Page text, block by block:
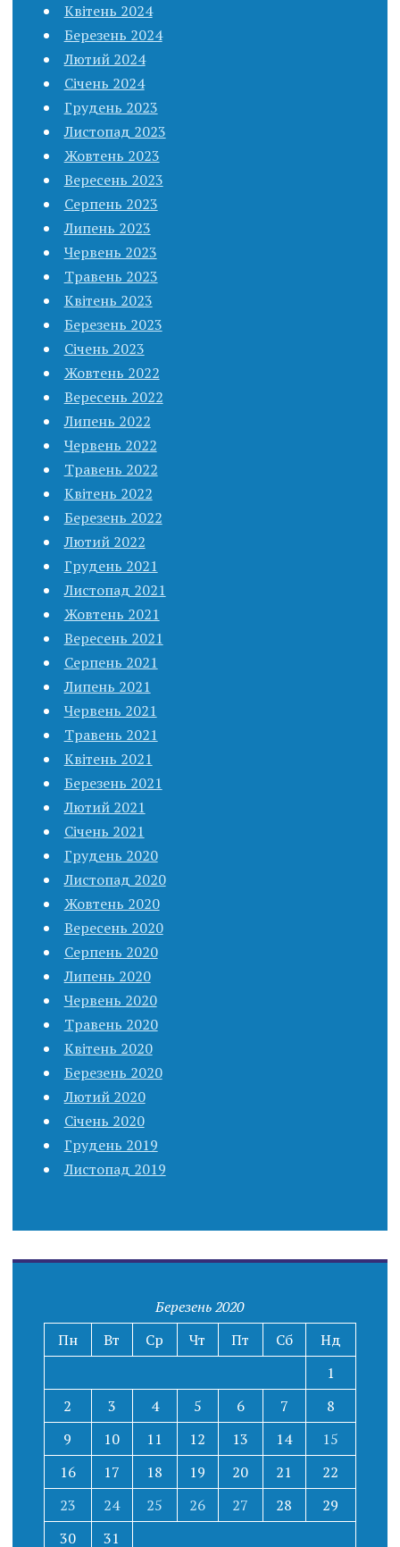
Квітень 2024
Березень 2024
Лютий 2024
Січень 2024
Грудень 2023
Листопад 2023
Жовтень 2023
Вересень 2023
Серпень 2023
Липень 2023
Червень 2023
Травень 2023
Квітень 2023
Березень 2023
Січень 2023
Жовтень 2022
Вересень 2022
Липень 2022
Червень 2022
Травень 2022
Квітень 2022
Березень 2022
Лютий 2022
Грудень 2021
Листопад 2021
Жовтень 2021
Вересень 2021
Серпень 2021
Липень 2021
Червень 2021
Травень 2021
Квітень 2021
Березень 2021
Лютий 2021
Січень 2021
Грудень 2020
Листопад 2020
Жовтень 2020
Вересень 2020
Серпень 2020
Липень 2020
Червень 2020
Травень 2020
Квітень 2020
Березень 2020
Лютий 2020
Січень 2020
Грудень 2019
Листопад 2019
Березень 2020
Пн
Вт Ср Чт Пт Сб
Нд
1
2
3 4 5 6 7
8
9
10 11 12 13 14
15
16
17 18 19 20 21
22
23
24 25 26 27 28
29
30
31